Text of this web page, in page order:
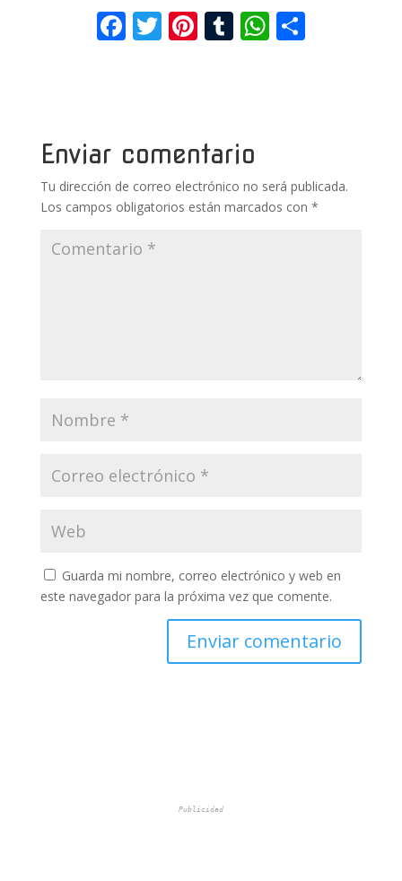
F
o
o
k
T Pi
st
T
r
W
p r
Enviar comentario
Tu dirección de correo electrónico no será publicada.
Los campos obligatorios están marcados con *
Guarda mi nombre, correo electrónico y web en
este navegador para la próxima vez que comente.
Publicidad